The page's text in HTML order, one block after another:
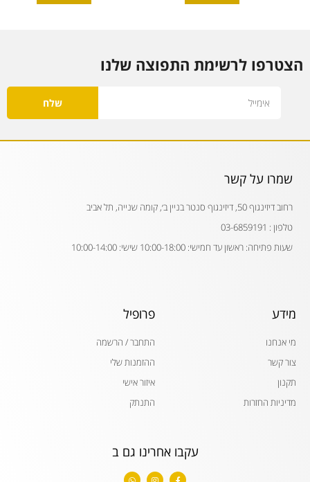
הצטרפו לרשימת התפוצה שלנו
שלח
שמרו על קשר
רחוב דיזינגוף 50, דיזינגוף סנטר בניין ב׳, קומה שנייה, תל אביב
טלפון : 03-6859191
שעות פתיחה: ראשון עד חמישי: 10:00-18:00 שישי: 10:00-14:00
מידע
מי אנחנו
צור קשר
תקנון
מדיניות החזרות
פרופיל
התחבר / הרשמה
ההזמנות שלי
איזור אישי
התנתק
עקבו אחרינו גם ב
F
I
W